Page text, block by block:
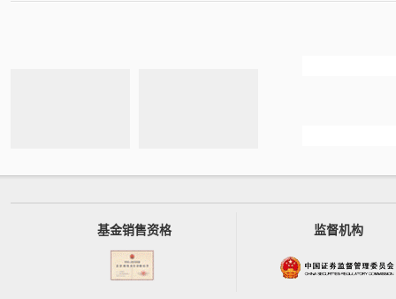
基金销售资格 监督机构